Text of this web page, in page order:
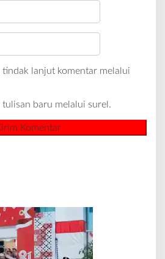
tindak lanjut komentar melalui
tulisan baru melalui surel.